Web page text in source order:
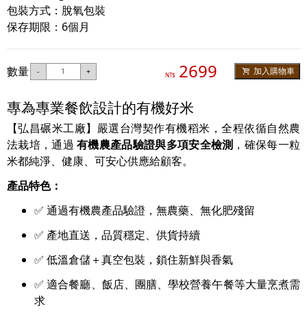
包裝方式：脫氧包裝
保存期限：6個月
數量 - + NT$ 2699 加入購物車
專為專業餐飲設計的有機好米
【弘昌碾米工廠】嚴選台灣契作有機稻米，全程依循自然農
法栽培，通過有機農產品驗證與多項安全檢測 ，確保每一粒
米都純淨、健康、可安心供應給顧客。
產品特色：
✅ 通過有機農產品驗證，無農藥、無化肥殘留
✅ 產地直送，品質穩定、供貨持續
✅ 低溫倉儲＋真空包裝，鎖住新鮮與香氣
✅ 適合餐廳、飯店、團膳、學校營養午餐等大量烹煮需
求